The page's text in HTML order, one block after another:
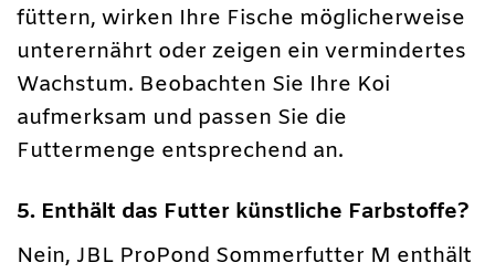
füttern, wirken Ihre Fische möglicherweise
unterernährt oder zeigen ein vermindertes
Wachstum. Beobachten Sie Ihre Koi
aufmerksam und passen Sie die
Futtermenge entsprechend an.
5. Enthält das Futter künstliche Farbstoffe?
Nein, JBL ProPond Sommerfutter M enthält